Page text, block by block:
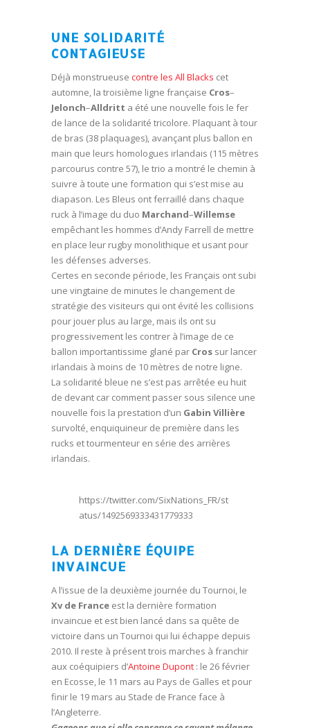
UNE SOLIDARITÉ
CONTAGIEUSE
Déjà monstrueuse contre les All Blacks cet
automne, la troisième ligne française Cros–
Jelonch–Alldritt a été une nouvelle fois le fer
de lance de la solidarité tricolore. Plaquant à tour
de bras (38 plaquages), avançant plus ballon en
main que leurs homologues irlandais (115 mètres
parcourus contre 57), le trio a montré le chemin à
suivre à toute une formation qui s’est mise au
diapason. Les Bleus ont ferraillé dans chaque
ruck à l’image du duo Marchand–Willemse
empêchant les hommes d’Andy Farrell de mettre
en place leur rugby monolithique et usant pour
les défenses adverses.
Certes en seconde période, les Français ont subi
une vingtaine de minutes le changement de
stratégie des visiteurs qui ont évité les collisions
pour jouer plus au large, mais ils ont su
progressivement les contrer à l’image de ce
ballon importantissime glané par Cros sur lancer
irlandais à moins de 10 mètres de notre ligne.
La solidarité bleue ne s’est pas arrêtée eu huit
de devant car comment passer sous silence une
nouvelle fois la prestation d’un Gabin Villière
survolté, enquiquineur de première dans les
rucks et tourmenteur en série des arrières
irlandais.
https://twitter.com/SixNations_FR/st
atus/1492569333431779333
LA DERNIÈRE ÉQUIPE
INVAINCUE
A l’issue de la deuxième journée du Tournoi, le
Xv de France est la dernière formation
invaincue et est bien lancé dans sa quête de
victoire dans un Tournoi qui lui échappe depuis
2010. Il reste à présent trois marches à franchir
aux coéquipiers d’Antoine Dupont : le 26 février
en Ecosse, le 11 mars au Pays de Galles et pour
finir le 19 mars au Stade de France face à
l’Angleterre.